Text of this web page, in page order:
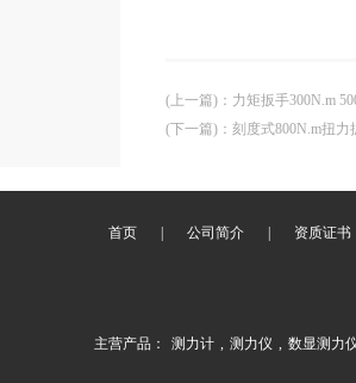
(上一篇) ： 力矩扳手300N.m
(下一篇) ： 刻度式800N.m扭
首页 公司简介 资质证书
主营产品： 测力计 , 测力仪 , 数显测力